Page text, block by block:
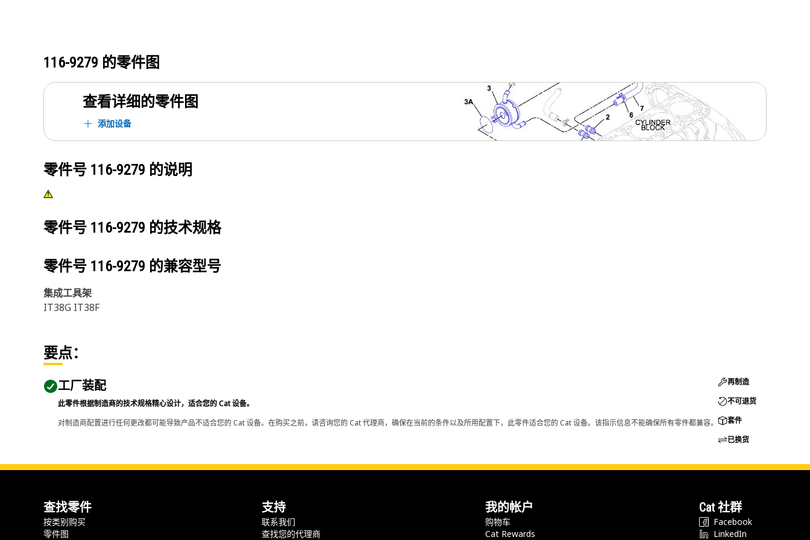
116-9279 的零件图
查看详细的零件图
添加设备
零件号 116-9279 的说明
零件号 116-9279 的技术规格
零件号 116-9279 的兼容型号
集成工具架
IT38G IT38F
要点：
工厂装配
此零件根据制造商的技术规格精心设计，适合您的 Cat 设备。
对制造商配置进行任何更改都可能导致产品不适合您的 Cat 设备。在购买之前，请咨询您的 Cat 代理商，确保在当前的条件以及所用配置下，此零件适合您的 Cat 设备。该指示信息不能确保所有零件都兼容。
再制造
不可退货
套件
已换货
查找零件
按类别购买
零件图
支持
联系我们
查找您的代理商
我的帐户
购物车
Cat Rewards
Cat 社群
Facebook
LinkedIn